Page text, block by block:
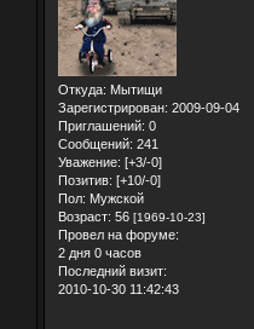
Откуда: Мытищи
Зарегистрирован: 2009-09-04
Приглашений: 0
Сообщений: 241
Уважение: [+3/-0]
Позитив: [+10/-0]
Пол: Мужской
Возраст: 56 [1969-10-23]
Провел на форуме:
2 дня 0 часов
Последний визит:
2010-10-30 11:42:43